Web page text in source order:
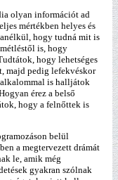
olyan információt ad
mértékben helyes és
hogy tudná mit is
is, hogy
hogy lehetséges
majd pedig lefekvéskor
is halljátok
érez a belső
hogy a felnőttek is
belül
a megtervezett drámát
le, amik még
gyakran szólnak